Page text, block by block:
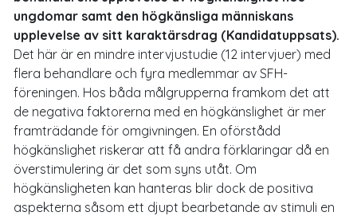
ungdomar samt den högkänsliga människans
upplevelse av sitt karaktärsdrag (Kandidatuppsats).
Det här är en mindre intervjustudie (12 intervjuer) med
flera behandlare och fyra medlemmar av SFH-
föreningen. Hos båda målgrupperna framkom det att
de negativa faktorerna med en högkänslighet är mer
framträdande för omgivningen. En oförstådd
högkänslighet riskerar att få andra förklaringar då en
överstimulering är det som syns utåt. Om
högkänsligheten kan hanteras blir dock de positiva
aspekterna såsom ett djupt bearbetande av stimuli en